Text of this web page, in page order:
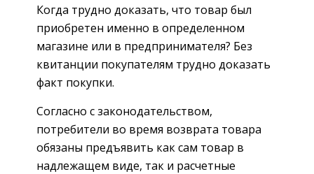
Когда трудно доказать, что товар был
приобретен именно в определенном
магазине или в предпринимателя? Без
квитанции покупателям трудно доказать
факт покупки.
Согласно с законодательством,
потребители во время возврата товара
обязаны предъявить как сам товар в
надлежащем виде, так и расчетные